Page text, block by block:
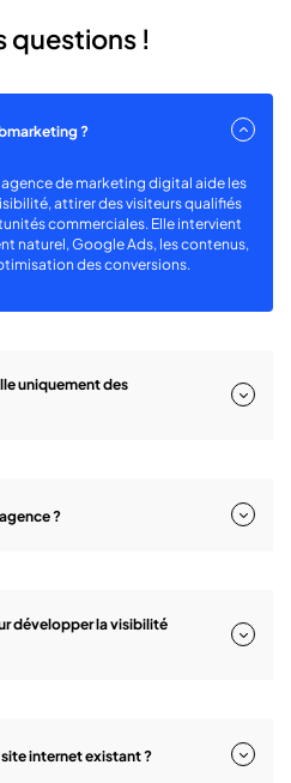
questions !
?
de marketing digital aide les
attirer des visiteurs qualifiés
commerciales. Elle intervient
naturel, Google Ads, les contenus,
des conversions.
uniquement des
?
développer la visibilité
internet existant ?